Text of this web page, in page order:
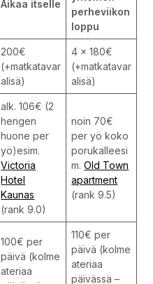
Aikaa itselle
perheviikon
loppu
200€
(+matkatavar
alisä)
4 x 180€
(+matkatavar
alisä)
alk. 106€ (2
hengen
huone per
yö)esim.
Victoria
Hotel
Kaunas
(rank 9.0)
noin 70€
per yö koko
porukalleesi
m.Old Town
apartment
(rank 9.5)
100€ per
päivä (kolme
ateriaa
110€ per
päivä (kolme
ateriaa
päivässä –